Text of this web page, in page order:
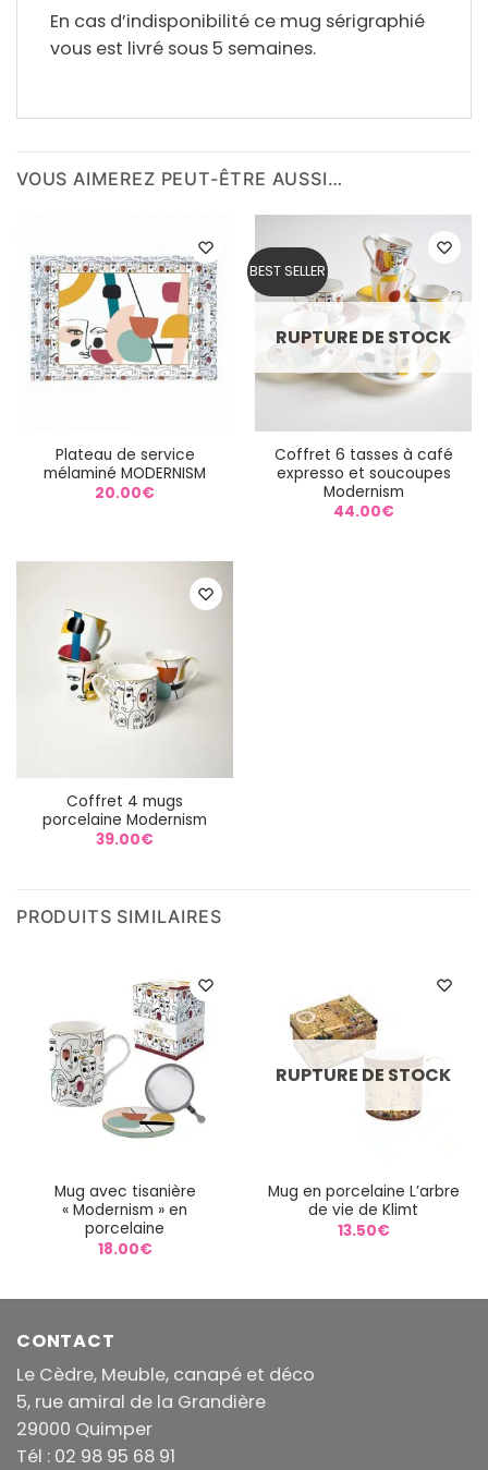
En cas d’indisponibilité ce mug sérigraphié
vous est livré sous 5 semaines.
VOUS AIMEREZ PEUT-ÊTRE AUSSI…
Plateau de service
mélaminé MODERNISM
20.00€
BEST SELLER
RUPTURE DE STOCK
Coffret 6 tasses à café
expresso et soucoupes
Modernism
44.00€
Coffret 4 mugs
porcelaine Modernism
39.00€
PRODUITS SIMILAIRES
Mug avec tisanière
« Modernism » en
porcelaine
18.00€
RUPTURE DE STOCK
Mug en porcelaine L’arbre
de vie de Klimt
13.50€
CONTACT
Le Cèdre, Meuble, canapé et déco
5, rue amiral de la Grandière
29000 Quimper
Tél : 02 98 95 68 91